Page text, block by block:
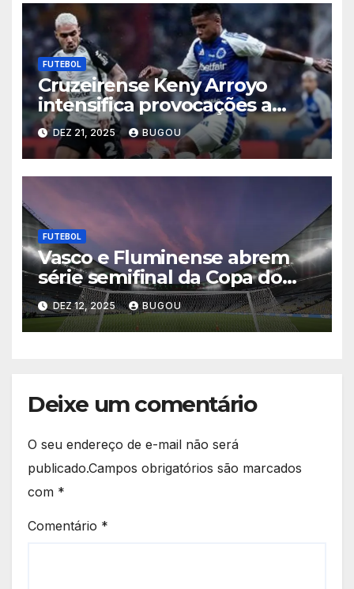
FUTEBOL
Cruzeirense Keny Arroyo
intensifica provocações a
Matheuzinho após eliminação
celeste na Copa do Brasil
2025
DEZ 21, 2025 BUGOU
FUTEBOL
Vasco e Fluminense abrem
série semifinal da Copa do
Brasil nesta quinta-feira
DEZ 12, 2025 BUGOU
Deixe um comentário
O seu endereço de e-mail não será
publicado.Campos obrigatórios são marcados
com *
Comentário *